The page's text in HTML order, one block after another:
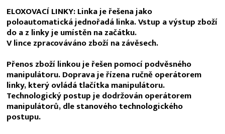
ELOXOVACÍ LINKY: Linka je řešena jako
poloautomatická jednořadá linka. Vstup a výstup zboží
do a z linky je umístěn na začátku.
V lince zpracováváno zboží na závěsech.
Přenos zboží linkou je řešen pomocí podvěsného
manipulátoru. Doprava je řízena ručně operátorem
linky, který ovládá tlačítka manipulátoru.
Technologický postup je dodržován operátorem
manipulátorů, dle stanového technologického
postupu.